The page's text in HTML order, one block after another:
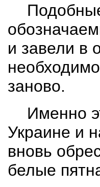
и завели в
заново.
Именно
Украине и
вновь
белые